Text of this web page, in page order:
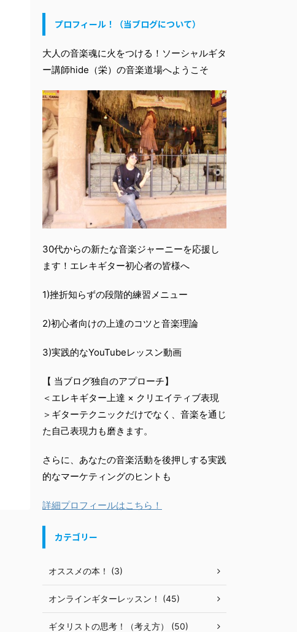
プロフィール！（当ブログについて）
大人の音楽魂に火をつける！ソーシャルギタ
ー講師hide（栄）の音楽道場へようこそ
30代からの新たな音楽ジャーニーを応援し
ます！エレキギター初心者の皆様へ
1)挫折知らずの段階的練習メニュー
2)初心者向けの上達のコツと音楽理論
3)実践的なYouTubeレッスン動画
【 当ブログ独自のアプローチ】
＜エレキギター上達 × クリエイティブ表現
＞ギターテクニックだけでなく、音楽を通じ
た自己表現力も磨きます。
さらに、あなたの音楽活動を後押しする実践
的なマーケティングのヒントも
詳細プロフィールはこちら！
カテゴリー
オススメの本！ (3)
オンラインギターレッスン！ (45)
ギタリストの思考！（考え方） (50)